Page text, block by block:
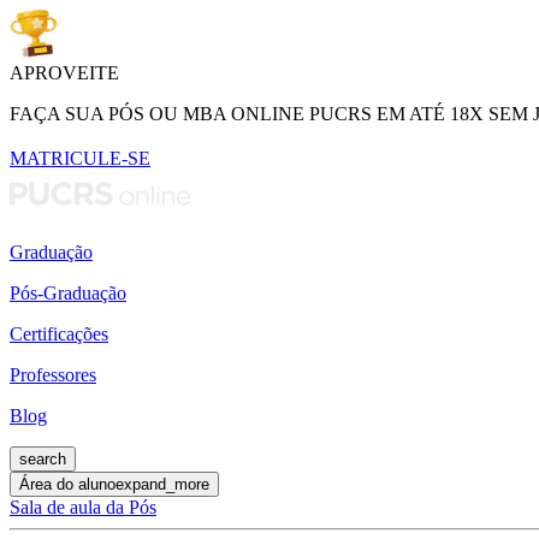
APROVEITE
FAÇA SUA PÓS OU MBA ONLINE PUCRS EM ATÉ 18X SEM
MATRICULE-SE
Graduação
Pós-Graduação
Certificações
Professores
Blog
search
Área do alunoexpand_more
Sala de aula da Pós